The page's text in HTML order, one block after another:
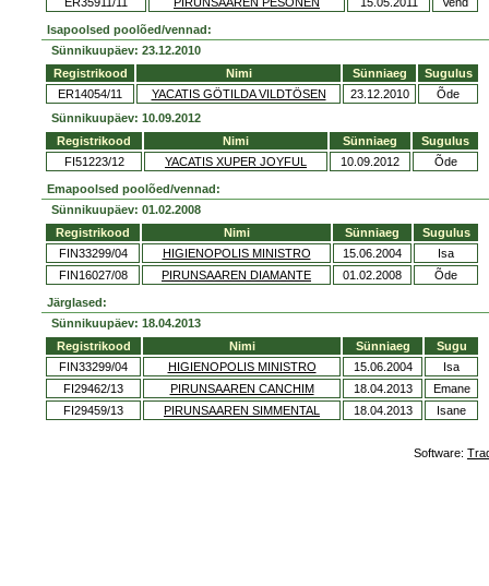
Isapoolsed poolõed/vennad:
Sünnikuupäev: 23.12.2010
Registrikood
Nimi Sünniaeg
Sugulus
ER14054/11
YACATIS GÖTILDA VILDTÖSEN 23.12.2010
Õde
Sünnikuupäev: 10.09.2012
Registrikood
Nimi Sünniaeg
Sugulus
FI51223/12
YACATIS XUPER JOYFUL 10.09.2012 Õde
Emapoolsed poolõed/vennad:
Sünnikuupäev: 01.02.2008
Registrikood
Nimi Sünniaeg
Sugulus
FIN33299/04
HIGIENOPOLIS MINISTRO 15.06.2004
Isa
FIN16027/08
PIRUNSAAREN DIAMANTE 01.02.2008 Õde
Järglased:
Sünnikuupäev: 18.04.2013
Registrikood
Nimi Sünniaeg
Sugu
FIN33299/04
HIGIENOPOLIS MINISTRO 15.06.2004
Isa
FI29462/13
PIRUNSAAREN CANCHIM 18.04.2013
Emane
FI29459/13
PIRUNSAAREN SIMMENTAL 18.04.2013 Isane
Software: